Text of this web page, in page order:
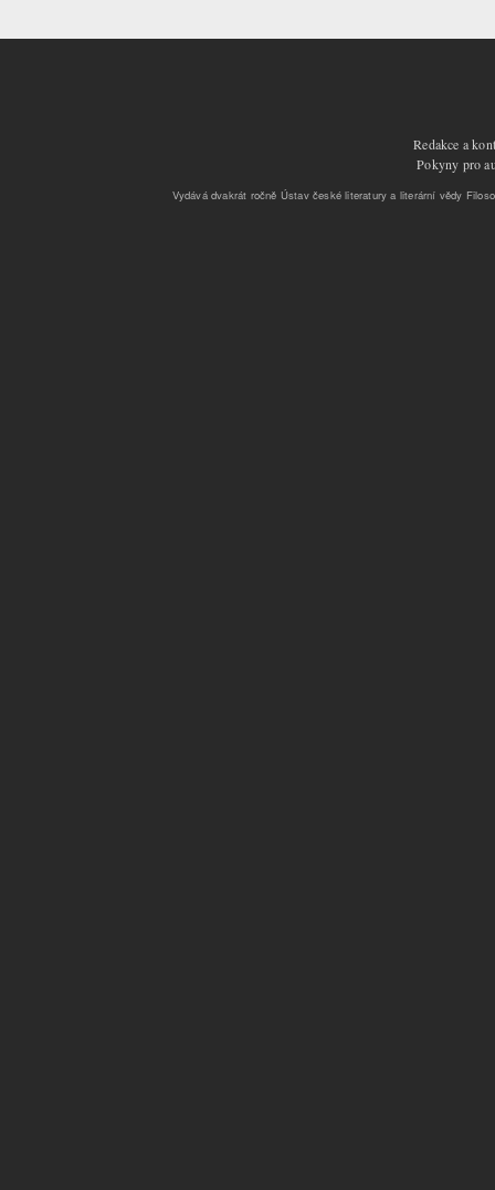
Redakce a
Pokyny pro
Vydává dvakrát ročně Ústav české literatury a literární vědy